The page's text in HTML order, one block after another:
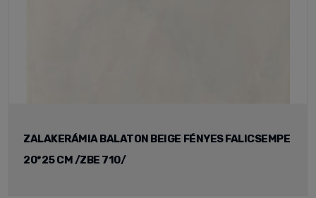
ZALAKERÁMIA BALATON BEIGE FÉNYES FALICSEMPE
20*25 CM /ZBE 710/